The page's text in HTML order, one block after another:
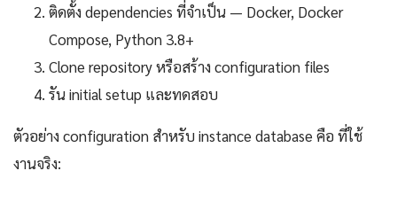
ติดตั้ง dependencies ที่จำเป็น — Docker, Docker
Compose, Python 3.8+
Clone repository หรือสร้าง configuration files
รัน initial setup และทดสอบ
ตัวอย่าง configuration สำหรับ instance database คือ ที่ใช้
งานจริง: